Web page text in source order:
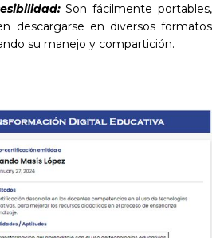
Son fácilmente portables,
descargarse en diversos formatos
su manejo y compartición.